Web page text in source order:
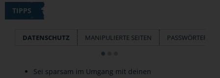
TIPPS
DATENSCHUTZ MANIPULIERTE SEITEN PASSWÖRTER
Sei sparsam im Umgang mit deinen